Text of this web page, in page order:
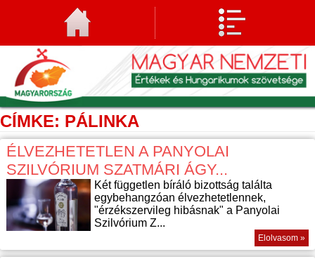
CÍMKE: PÁLINKA
ÉLVEZHETETLEN A PANYOLAI
SZILVÓRIUM SZATMÁRI ÁGY...
Két független bíráló bizottság találta
egybehangzóan élvezhetetlennek,
"érzékszervileg hibásnak" a Panyolai
Szilvórium Z...
Elolvasom »